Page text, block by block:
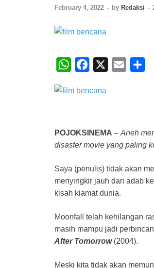
February 4, 2022 - by Redaksi -
W
a
A
p
c
o
k
POJOKSINEMA – Aneh
disaster movie yang paling
Saya (penulis) tidak akan
menyingkir jauh dari adab
kisah kiamat dunia.
Moonfall telah kehilangan
masih mampu jadi
After Tomorrow(2004).
Meski kita tidak akan